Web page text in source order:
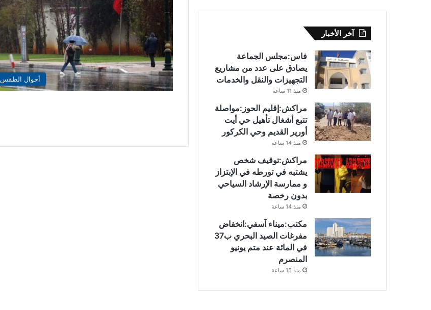
أحوال الطقس
آخر الأخبار
فاس:مجلس الجماعة
يصادق على عدد من مشاريع
التجهيزات والنقل والخدمات
منذ 11 ساعة
مراكش:إقليم الحوز:مواصلة
تتبع أشغال تأهيل حي أيت
أورير القديم وحي الكركور
منذ 14 ساعة
مراكش:توقيف شخص
يشتبه في تورطه في الإبتزاز
و ممارسة الإرشاد السياحي
بدون رخصة
منذ 14 ساعة
مكتب:ميناء آسفي:انخفاض
مفرغات الصيد البحري ب37
في المائة عند متم يونيو
المنصرم
منذ 15 ساعة